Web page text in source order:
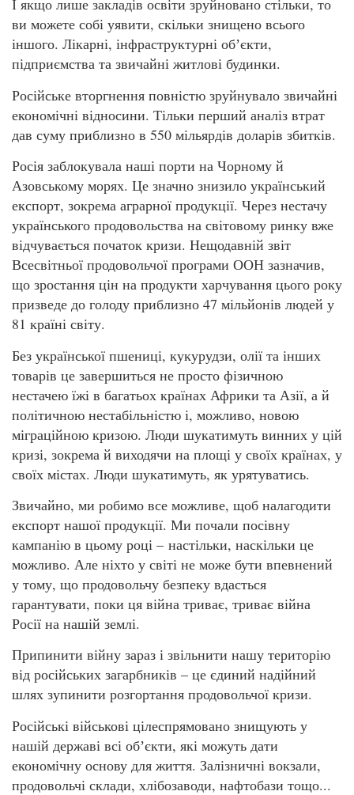
І якщо лише закладів освіти зруйновано стільки, то
ви можете собі уявити, скільки знищено всього
іншого. Лікарні, інфраструктурні обʼєкти,
підприємства та звичайні житлові будинки.
Російське вторгнення повністю зруйнувало звичайні
економічні відносини. Тільки перший аналіз втрат
дав суму приблизно в 550 мільярдів доларів збитків.
Росія заблокувала наші порти на Чорному й
Азовському морях. Це значно знизило український
експорт, зокрема аграрної продукції. Через нестачу
українського продовольства на світовому ринку вже
відчувається початок кризи. Нещодавній звіт
Всесвітньої продовольчої програми ООН зазначив,
що зростання цін на продукти харчування цього року
призведе до голоду приблизно 47 мільйонів людей у
81 країні світу.
Без української пшениці, кукурудзи, олії та інших
товарів це завершиться не просто фізичною
нестачею їжі в багатьох країнах Африки та Азії, а й
політичною нестабільністю і, можливо, новою
міграційною кризою. Люди шукатимуть винних у цій
кризі, зокрема й виходячи на площі у своїх країнах, у
своїх містах. Люди шукатимуть, як урятуватись.
Звичайно, ми робимо все можливе, щоб налагодити
експорт нашої продукції. Ми почали посівну
кампанію в цьому році – настільки, наскільки це
можливо. Але ніхто у світі не може бути впевнений
у тому, що продовольчу безпеку вдасться
гарантувати, поки ця війна триває, триває війна
Росії на нашій землі.
Припинити війну зараз і звільнити нашу територію
від російських загарбників – це єдиний надійний
шлях зупинити розгортання продовольчої кризи.
Російські військові цілеспрямовано знищують у
нашій державі всі обʼєкти, які можуть дати
економічну основу для життя. Залізничні вокзали,
продовольчі склади, хлібозаводи, нафтобази тощо...